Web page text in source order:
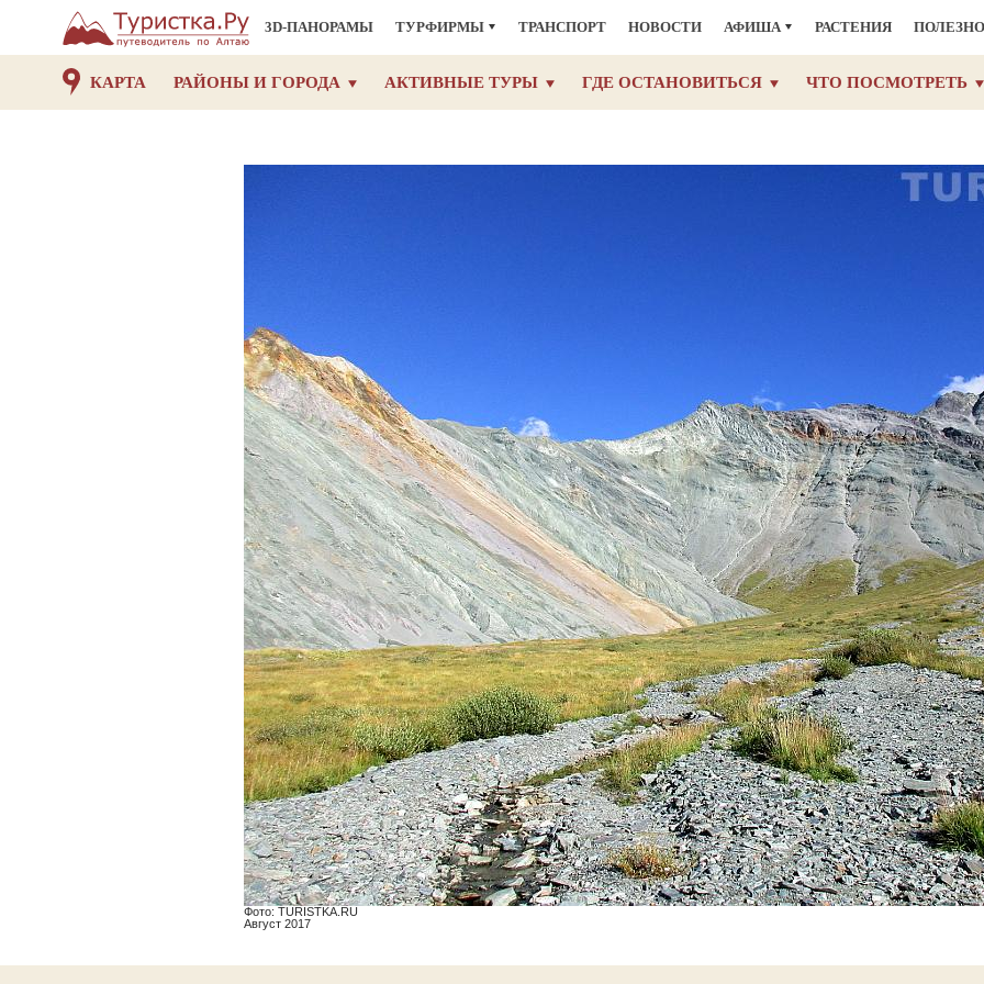
3D-ПАНОРАМЫ ТУРФИРМЫ ТРАНСПОРТ НОВОСТИ АФИША РАСТЕНИЯ
КАРТА РАЙОНЫ И ГОРОДА АКТИВНЫЕ ТУРЫ ГДЕ ОСТАНОВИТЬСЯ ЧТО ПОСМОТРЕТЬ
Фото: TURISTKA.RU
Август 2017